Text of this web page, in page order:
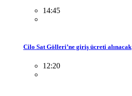
14:45
Cilo Sat Gölleri’ne giriş ücreti alınacak
12:20